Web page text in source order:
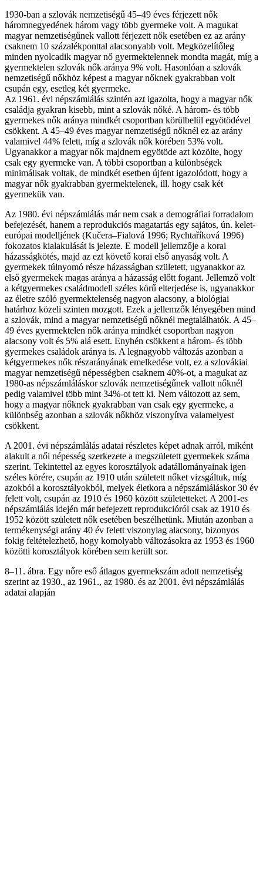
1930-ban a szlovák nemzetiségű 45–49 éves férjezett nők
háromnegyedének három vagy több gyermeke volt. A magukat
magyar nemzetiségűnek vallott férjezett nők esetében ez az arány
csaknem 10 százalékponttal alacsonyabb volt. Megkö­zelítőleg
minden nyolcadik magyar nő gyermektelennek mondta magát, míg a
gyermektelen szlovák nők aránya 9% volt. Hasonlóan a szlovák
nemzetiségű nőkhöz képest a magyar nőknek gyakrabban volt
csupán egy, esetleg két gyermeke.
Az 1961. évi népszámlálás szintén azt igazolta, hogy a magyar nők
családja gyakran kisebb, mint a szlovák nőké. A három- és több
gyermekes nők aránya mindkét csoportban körülbelül egyötödével
csökkent. A 45–49 éves magyar nemzetiségű nőknél ez az arány
valamivel 44% felett, míg a szlovák nők körében 53% volt.
Ugyanakkor a magyar nők majdnem egyötöde azt közölte, hogy
csak egy gyermeke van. A többi csoportban a különbségek
minimálisak voltak, de mindkét esetben újfent igazolódott, hogy a
magyar nők gyakrabban gyermektelenek, ill. hogy csak két
gyermekük van.
Az 1980. évi népszámlálás már nem csak a demográfiai forradalom
befejezését, hanem a reprodukciós magatartás egy sajátos, ún. kelet-
európai modelljének (Kučera–Fialová 1996; Rychtaříková 1996)
fokozatos kialakulását is jelezte. E modell jellemzője a korai
házasságkötés, majd az ezt követő korai első anyaság volt. A
gyermekek túlnyomó része házasságban született, ugyanakkor az
első gyermekek magas aránya a házasság előtt fogant. Jellemző volt
a kétgyermekes családmodell széles körű elterjedése is, ugyanakkor
az életre szóló gyermektelenség nagyon alacsony, a biológiai
határhoz közeli szinten mozgott. Ezek a jellemzők lényegében mind
a szlovák, mind a magyar nemzetiségű nőknél megtalálhatók. A 45–
49 éves gyermektelen nők aránya mindkét csoportban nagyon
alacsony volt és 5% alá esett. Enyhén csökkent a három- és több
gyermekes családok aránya is. A legnagyobb változás azonban a
kétgyermekes nők részarányának emelkedése volt, ez a szlovákiai
magyar nemzetiségű népességben csaknem 40%-ot, a magukat az
1980-as népszámláláskor szlovák nemzetiségűnek vallott nőknél
pedig valamivel több mint 34%-ot tett ki. Nem változott az sem,
hogy a magyar nőknek gyakrabban van csak egy gyermeke, a
különbség azonban a szlovák nőkhöz viszonyítva valamelyest
csökkent.
A 2001. évi népszámlálás adatai részletes képet adnak arról, miként
alakult a női népesség szerkezete a megszületett gyermekek száma
szerint. Tekintettel az egyes korosztályok adatállományainak igen
széles körére, csupán az 1910 után született nőket vizsgáltuk, míg
azokból a korosztályokból, melyek életkora a népszámláláskor 30 év
felett volt, csupán az 1910 és 1960 között születetteket. A 2001-es
népszámlálás idején már befejezett reprodukcióról csak az 1910 és
1952 között született nők esetében beszélhetünk. Miután azonban a
termékenységi arány 40 év felett viszonylag alacsony, bizonyos
fokig feltételezhető, hogy komolyabb változásokra az 1953 és 1960
közötti korosztályok körében sem került sor.
8–11. ábra. Egy nőre eső átlagos gyermekszám adott nemzetiség
szerint az 1930., az 1961., az 1980. és az 2001. évi népszámlálás
adatai alapján